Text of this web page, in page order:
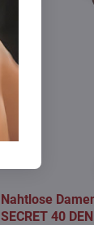
Nahtlose
SECRET 40